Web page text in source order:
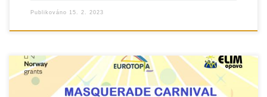
Publikováno 15. 2. 2023